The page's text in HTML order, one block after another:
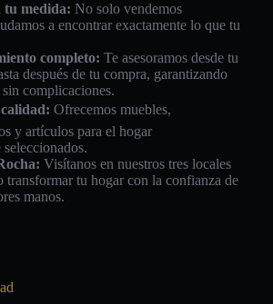
tu medida: No solo vendemos
a encontrar exactamente lo que tu
completo: Te asesoramos desde tu
después de tu compra, garantizando
complicaciones.
Ofrecemos muebles,
y artículos para el hogar
Visítanos en nuestros tres locales
transformar tu hogar con la confianza de
manos.